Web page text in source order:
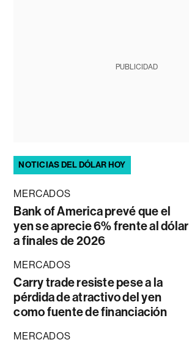
PUBLICIDAD
NOTICIAS DEL DÓLAR HOY
MERCADOS
Bank of America prevé que el
yen se aprecie 6% frente al dólar
a finales de 2026
MERCADOS
Carry trade resiste pese a la
pérdida de atractivo del yen
como fuente de financiación
MERCADOS